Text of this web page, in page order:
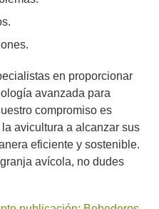
en proporcionar
avanzada para
compromiso es
avicultura a alcanzar sus
eficiente y sostenible.
avícola, no dudes